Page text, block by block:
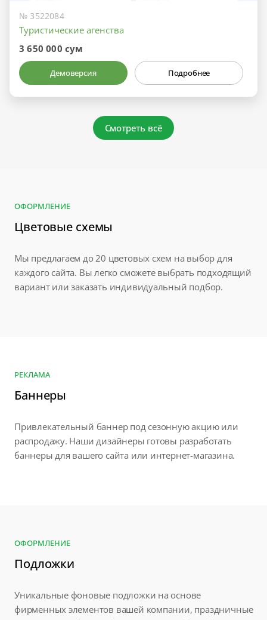
№ 3522084
Туристические агенства
3 650 000 сум
Демоверсия Подробнее
Смотреть всё
ОФОРМЛЕНИЕ
Цветовые схемы
Мы предлагаем до 20 цветовых схем на выбор для
каждого сайта. Вы легко сможете выбрать подходящий
вариант или заказать индивидуальный подбор.
РЕКЛАМА
Баннеры
Привлекательный баннер под сезонную акцию или
распродажу. Наши дизайнеры готовы разработать
баннеры для вашего сайта или интернет-магазина.
ОФОРМЛЕНИЕ
Подложки
Уникальные фоновые подложки на основе
фирменных элементов вашей компании, праздничные